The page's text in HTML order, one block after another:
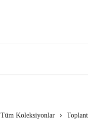
Tüm Koleksiyonlar